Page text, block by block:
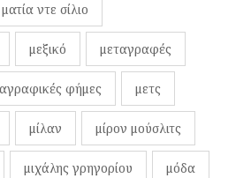
ματία ντε σίλιο
μεξικό μεταγραφές
φήμες μετς
μίλαν μίρον μούσλιτς
μιχάλης γρηγορίου μόδα